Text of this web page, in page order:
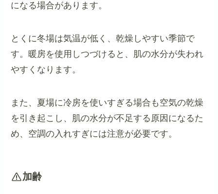
になる場合があります。
とくに冬場は気温が低く、乾燥しやすい季節で
す。暖房を使用しつづけると、肌の水分が失われ
やすくなります。
また、夏場に冷房を使いすぎる場合も空気の乾燥
を引き起こし、肌の水分が不足する原因になるた
め、空調の入れすぎには注意が必要です。
加齢